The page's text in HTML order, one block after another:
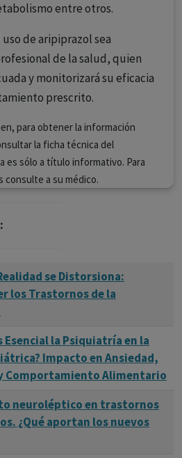
entre otros.
de aripiprazol sea
de la salud, quien
y monitorizará su eficacia
prescrito.
para obtener la información
la ficha técnica del
es sólo a título informativo. Para
consulte a su médico.
se Distorsiona:
los Trastornos de la
Esencial la Psiquiatría en la
Impacto en Ansiedad,
Comportamiento Alimentario
neuroléptico en trastornos
¿Qué aportan los nuevos